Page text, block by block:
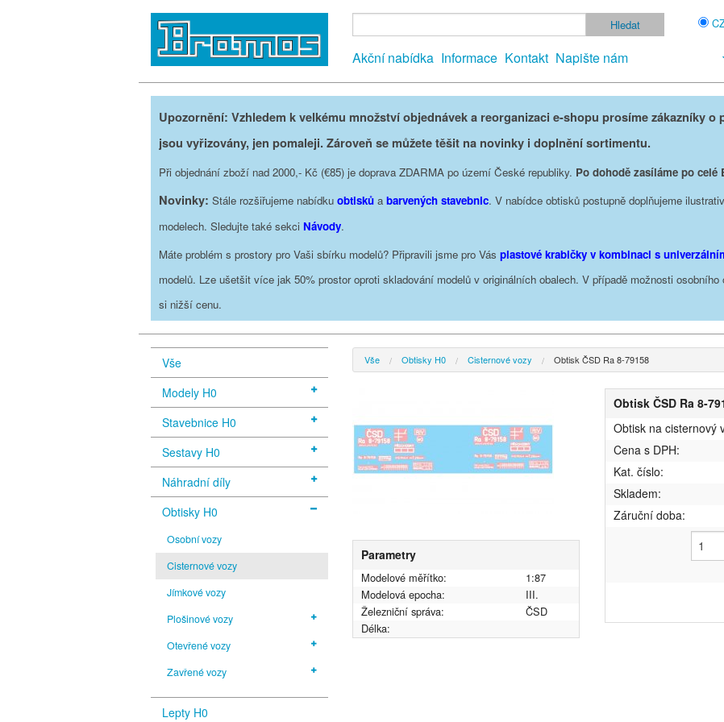
Akční nabídka Informace Kontakt Napište nám
Upozornění: Vzhledem k velkému množství objednávek a reorganizaci e-shopu prosíme zákazníky
jsou vyřizovány, jen pomaleji. Zároveň se můžete těšit na novinky i doplnění sortimentu.
Při objednání zboží nad 2000,- Kč (€85) je doprava ZDARMA po území České republiky. Po dohodě zasíláme po celé
Novinky: Stále rozšiřujeme nabídku obtisků a barvených stavebnic. V nabídce obtisků postupně doplňujeme
modelech. Sledujte také sekci Návody.
Máte problém s prostory pro Vaši sbírku modelů? Připravili jsme pro Vás plastové krabičky v kombinaci s
modelů. Lze ušetšit více jak 50% prostor oproti skladování modelů v originálních obalech. V případě možnosti
si nižší cenu.
Vše
Modely H0
Stavebnice H0
Sestavy H0
Náhradní díly
Obtisky H0
Osobní vozy
Cisternové vozy
Jímkové vozy
Plošinové vozy
Otevřené vozy
Zavřené vozy
Lepty H0
Vše Obtisky H0 Cisternové vozy Obtisk ČSD Ra 8-79158
Parametry
Modelové měřítko:
1:87
Modelová epocha:
III.
Železniční správa:
ČSD
Délka:
Obtisk ČSD Ra 8-
Obtisk na cisternový
Cena s DPH:
Kat. číslo:
Skladem:
Záruční doba: